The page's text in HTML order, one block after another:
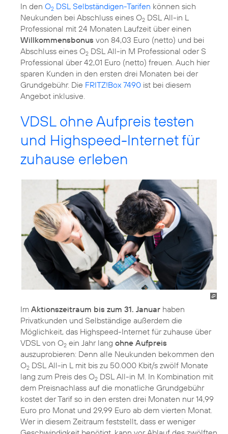
In den O2 DSL Selbständigen-Tarifen können sich
Neukunden bei Abschluss eines O2 DSL All-in L
Professional mit 24 Monaten Laufzeit über einen
Willkommensbonus von 84,03 Euro (netto) und bei
Abschluss eines O2 DSL All-in M Professional oder S
Professional über 42,01 Euro (netto) freuen. Auch hier
sparen Kunden in den ersten drei Monaten bei der
Grundgebühr. Die FRITZ!Box 7490 ist bei diesem
Angebot inklusive.
VDSL ohne Aufpreis testen
und Highspeed-Internet für
zuhause erleben
Im Aktionszeitraum bis zum 31. Januar haben
Privatkunden und Selbständige außerdem die
Möglichkeit, das Highspeed-Internet für zuhause über
VDSL von O2 ein Jahr lang ohne Aufpreis
auszuprobieren: Denn alle Neukunden bekommen den
O2 DSL All-in L mit bis zu 50.000 Kbit/s zwölf Monate
lang zum Preis des O2 DSL All-in M. In Kombination mit
dem Preisnachlass auf die monatliche Grundgebühr
kostet der Tarif so in den ersten drei Monaten nur 14,99
Euro pro Monat und 29,99 Euro ab dem vierten Monat.
Wer in diesem Zeitraum feststellt, dass er weniger